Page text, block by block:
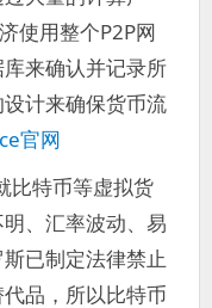
使用整个P2P网
来确认并记录所
计来确保货币流
官网
比特币等虚拟货
、汇率波动、易
已制定法律禁止
品，所以比特币